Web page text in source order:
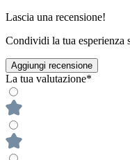
Lascia una recensione!
Condividi la tua esperienza
Aggiungi recensione
La tua valutazione*